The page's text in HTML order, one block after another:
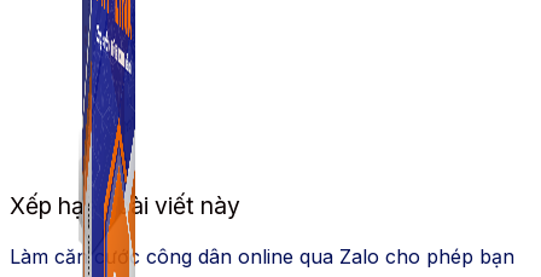
Xếp hạng bài viết này
Làm căn cước công dân online qua Zalo cho phép bạn